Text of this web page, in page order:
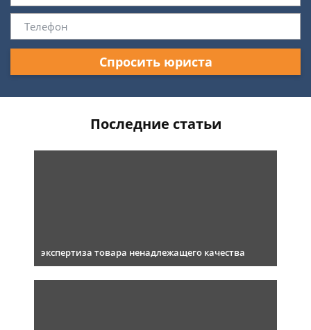
Спросить юриста
Последние статьи
экспертиза товара ненадлежащего качества